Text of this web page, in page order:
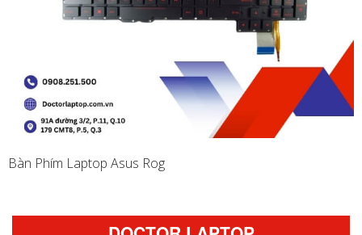
Bàn Phím Laptop Asus Rog